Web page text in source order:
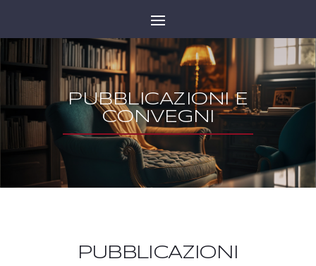
PUBBLICAZIONI E
CONVEGNI
PUBBLICAZIONI